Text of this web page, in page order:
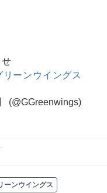
リーンウイングス
(@GGreenwings)
ーンウイングス